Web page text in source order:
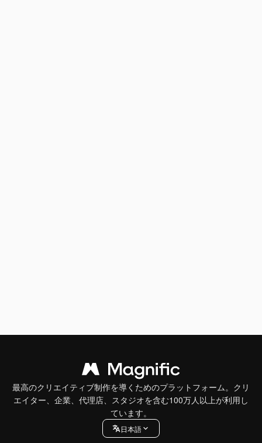
最高のクリエイティブ制作を導くためのプラットフォーム。クリ
エイター、企業、代理店、スタジオを含む100万人以上が利用し
ています。
日本語